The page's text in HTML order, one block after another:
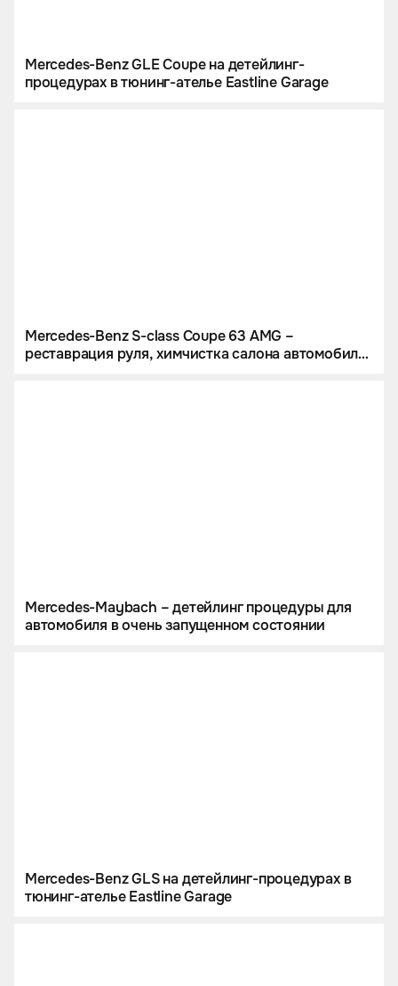
Mercedes-Benz GLE Coupe на детейлинг-
процедурах в тюнинг-ателье Eastline Garage
Mercedes-Benz S-class Coupe 63 AMG –
реставрация руля, химчистка салона автомобиля
Mercedes-Maybach – детейлинг процедуры для
автомобиля в очень запущенном состоянии
Mercedes-Benz GLS на детейлинг-процедурах в
тюнинг-ателье Eastline Garage